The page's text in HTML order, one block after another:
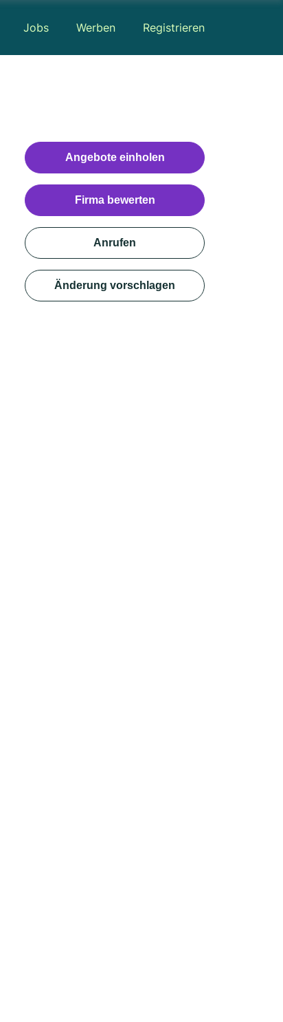
Jobs Werben Registrieren
Angebote einholen
Firma bewerten
Anrufen
Änderung vorschlagen